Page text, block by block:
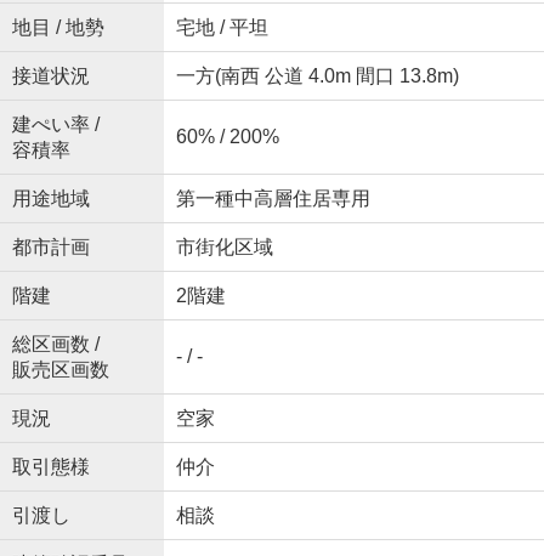
地目 / 地勢 宅地 / 平坦
接道状況 一方(南西 公道 4.0m 間口 13.8m)
建ぺい率 /
容積率
60% / 200%
用途地域 第一種中高層住居専用
都市計画 市街化区域
階建 2階建
総区画数 /
販売区画数
- / -
現況 空家
取引態様 仲介
引渡し 相談